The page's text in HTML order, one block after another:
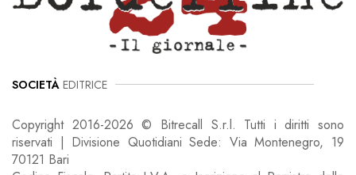
SOCIETÀ EDITRICE
Copyright 2016-2026 © Bitrecall S.r.l. Tutti i diritti sono
riservati | Divisione Quotidiani Sede: Via Montenegro, 19
70121 Bari